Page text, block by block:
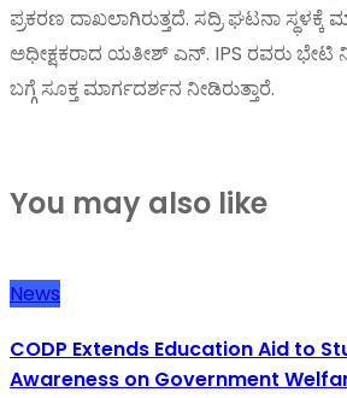
ಪ್ರಕರಣ ದಾಖಲಾಗಿರುತ್ತದೆ. ಸದ್ರಿ ಘಟನಾ ಸ್ಥಳಕ್ಕೆ
ಅಧೀಕ್ಷಕರಾದ ಯತೀಶ್ ಎನ್. IPS ರವರು
ಬಗ್ಗೆ ಸೂಕ್ತ ಮಾರ್ಗದರ್ಶನ ನೀಡಿರುತ್ತಾರೆ.
You may also like
News
CODP Extends Education Aid to
Awareness on Government